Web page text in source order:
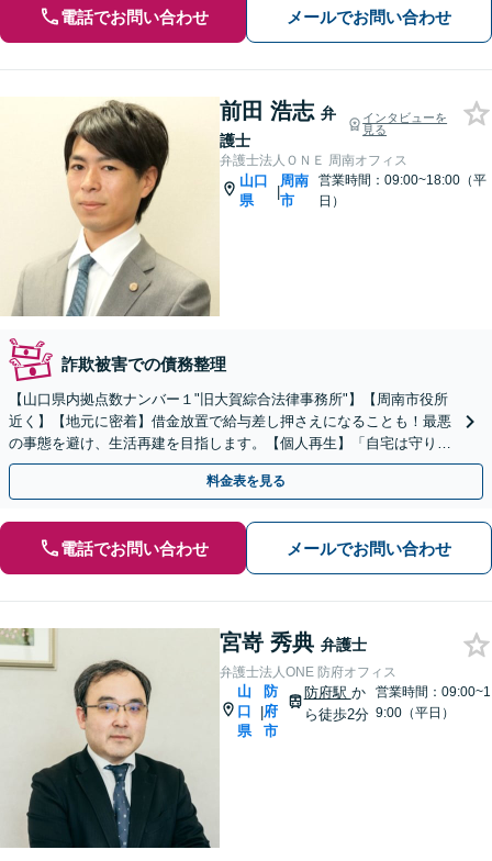
電話でお問い合わせ メールでお問い合わせ
前田 浩志 弁
護士
インタビューを
見る
弁護士法人ＯＮＥ 周南オフィス
山口
県
|
周南
市
営業時間：09:00~18:00（平
日）
詐欺被害での債務整理
【山口県内拠点数ナンバー１"旧大賀綜合法律事務所"】【周南市役所
近く】【地元に密着】借金放置で給与差し押さえになることも！最悪
の事態を避け、生活再建を目指します。【個人再生】「自宅は守りた
い」などご要望があればお気軽にお申し出ください。
料金表を見る
電話でお問い合わせ メールでお問い合わせ
宮嵜 秀典 弁護士
弁護士法人ONE 防府オフィス
山
口
県
|
防
府
市
防府駅 か
ら徒歩2分
営業時間：09:00~1
9:00（平日）